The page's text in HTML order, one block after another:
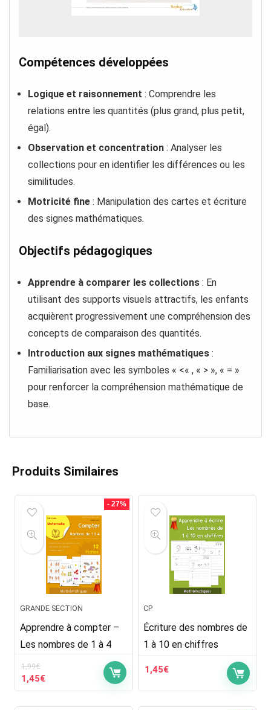
Compétences développées
Logique et raisonnement : Comprendre les
relations entre les quantités (plus grand, plus petit,
égal).
Observation et concentration : Analyser les
collections pour en identifier les différences ou les
similitudes.
Motricité fine : Manipulation des cartes et écriture
des signes mathématiques.
Objectifs pédagogiques
Apprendre à comparer les collections : En
utilisant des supports visuels attractifs, les enfants
acquièrent progressivement une compréhension des
concepts de comparaison des quantités.
Introduction aux signes mathématiques :
Familiarisation avec les symboles « <« , « > », « = »
pour renforcer la compréhension mathématique de
base.
Produits Similaires
- 27%
GRANDE SECTION
Apprendre à compter –
Les nombres de 1 à 4
1,99€
Le
prix
1,45€Le
prix
CP
Écriture des nombres de
1 à 10 en chiffres
1,45€